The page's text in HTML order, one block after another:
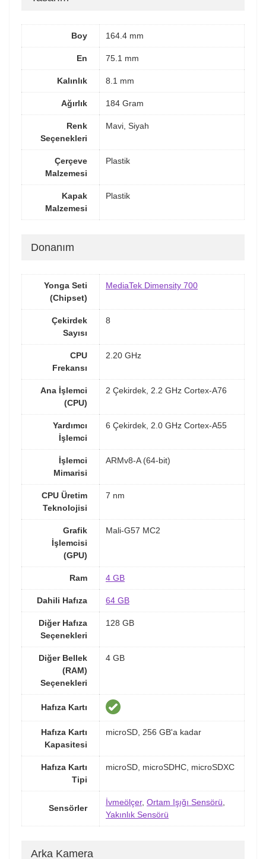
Boy 164.4 mm
En 75.1 mm
Kalınlık 8.1 mm
Ağırlık 184 Gram
Renk
Seçenekleri
Mavi, Siyah
Çerçeve
Malzemesi
Plastik
Kapak
Malzemesi
Plastik
Donanım
Yonga Seti
(Chipset)
MediaTek Dimensity 700
Çekirdek
Sayısı
8
CPU
Frekansı
2.20 GHz
Ana İşlemci
(CPU)
2 Çekirdek, 2.2 GHz Cortex-A76
Yardımcı
İşlemci
6 Çekirdek, 2.0 GHz Cortex-A55
İşlemci
Mimarisi
ARMv8-A (64-bit)
CPU Üretim
Teknolojisi
7 nm
Grafik
İşlemcisi
(GPU)
Mali-G57 MC2
Ram 4 GB
Dahili Hafıza 64 GB
Diğer Hafıza
Seçenekleri
128 GB
Diğer Bellek
(RAM)
Seçenekleri
4 GB
Hafıza Kartı
Hafıza Kartı
Kapasitesi
microSD, 256 GB'a kadar
Hafıza Kartı
Tipi
microSD, microSDHC, microSDXC
Sensörler
İvmeölçer, Ortam Işığı Sensörü,
Yakınlık Sensörü
Arka Kamera